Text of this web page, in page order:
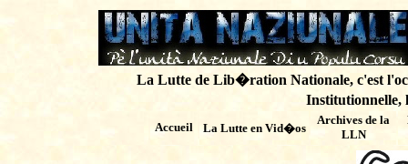
La Lutte de Lib�ration Nationale, c'est
Institutionnelle,
Accueil La Lutte en Vid�os
Archives de la
LLN